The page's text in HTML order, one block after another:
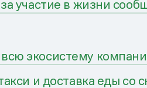
участие в жизни
экосистему
и доставка еды со